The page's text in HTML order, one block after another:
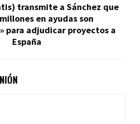
transmite a Sánchez que
en ayudas son
para adjudicar proyectos a
España